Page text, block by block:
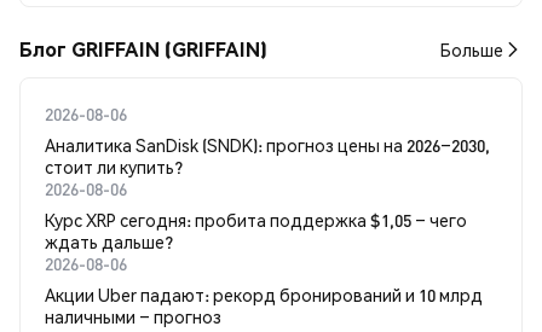
Блог GRIFFAIN (GRIFFAIN) Больше
2026-08-06
Аналитика SanDisk (SNDK): прогноз цены на 2026–2030,
стоит ли купить?
2026-08-06
Курс XRP сегодня: пробита поддержка $1,05 – чего
ждать дальше?
2026-08-06
Акции Uber падают: рекорд бронирований и 10 млрд
наличными – прогноз